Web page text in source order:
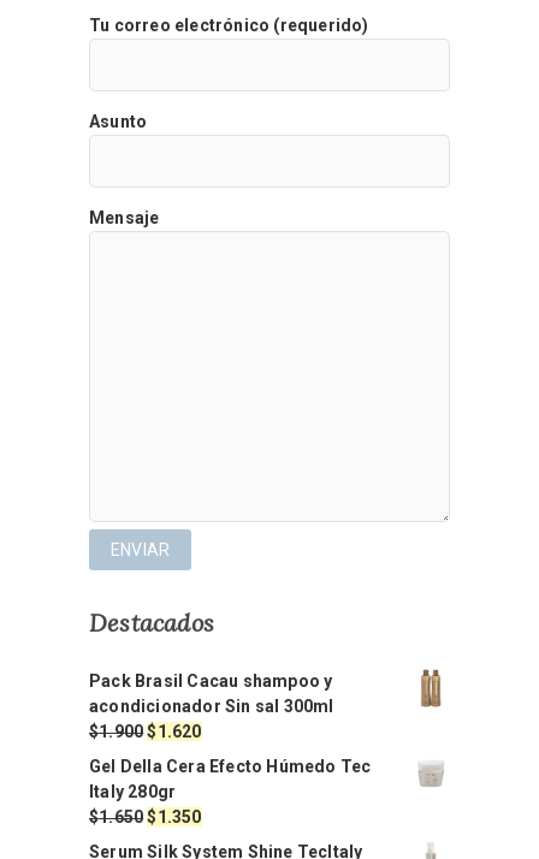
Tu correo electrónico (requerido)
Asunto
Mensaje
Destacados
Pack Brasil Cacau shampoo y
acondicionador Sin sal 300ml
$1.900El
precio
original
era:
$1.900.
$1.620El
precio
es:
$1.620.
Gel Della Cera Efecto Húmedo Tec
Italy 280gr
$1.650El
precio
$1.350El
precio
Serum Silk System Shine TecItaly